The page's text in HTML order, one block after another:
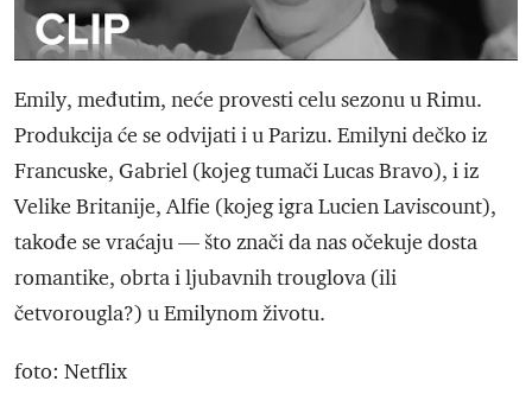
Emily, međutim, neće provesti celu sezonu u Rimu.
Produkcija će se odvijati i u Parizu. Emilyni dečko iz
Francuske, Gabriel (kojeg tumači Lucas Bravo), i iz
Velike Britanije, Alfie (kojeg igra Lucien Laviscount),
takođe se vraćaju — što znači da nas očekuje dosta
romantike, obrta i ljubavnih trouglova (ili
četvorougla?) u Emilynom životu.
foto: Netflix